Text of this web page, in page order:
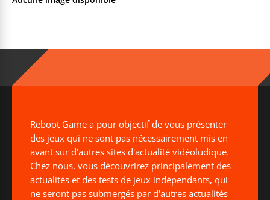
Reboot Game a pour objectif de vous présenter
des jeux qui ne sont pas nécessairement mis en
avant sur d'autres sites d'actualité vidéoludique.
Chez nous, vous découvrirez principalement des
actualités et des tests de jeux indépendants, qui
ne seront pas submergés par d'autres actualités